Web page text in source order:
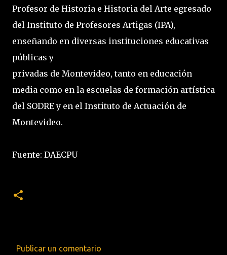
Profesor de Historia e Historia del Arte egresado
del Instituto de Profesores Artigas (IPA),
enseñando en diversas instituciones educativas
públicas y
privadas de Montevideo, tanto en educación
media como en la escuelas de formación artística
del SODRE y en el Instituto de Actuación de
Montevideo.
Fuente: DAECPU
Publicar un comentario